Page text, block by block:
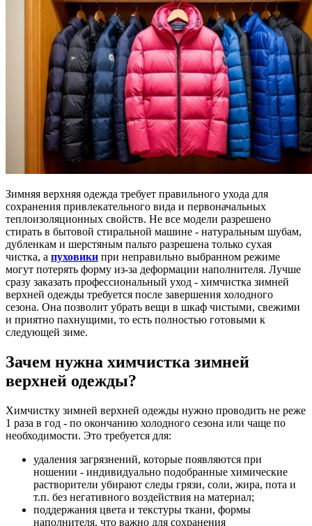
Зимняя верхняя одежда требует правильного ухода для
сохранения привлекательного вида и первоначальных
теплоизоляционных свойств. Не все модели разрешено
стирать в бытовой стиральной машине - натуральным шубам,
дубленкам и шерстяным пальто разрешена только сухая
чистка, а пуховики при неправильно выбранном режиме
могут потерять форму из-за деформации наполнителя. Лучше
сразу заказать профессиональный уход - химчистка зимней
верхней одежды требуется после завершения холодного
сезона. Она позволит убрать вещи в шкаф чистыми, свежими
и приятно пахнущими, то есть полностью готовыми к
следующей зиме.
Зачем нужна химчистка зимней
верхней одежды?
Химчистку зимней верхней одежды нужно проводить не реже
1 раза в год - по окончанию холодного сезона или чаще по
необходимости. Это требуется для:
удаления загрязнений, которые появляются при
ношении - индивидуально подобранные химические
растворители убирают следы грязи, соли, жира, пота и
т.п. без негативного воздействия на материал;
поддержания цвета и текстуры ткани, формы
наполнителя, что важно для сохранения